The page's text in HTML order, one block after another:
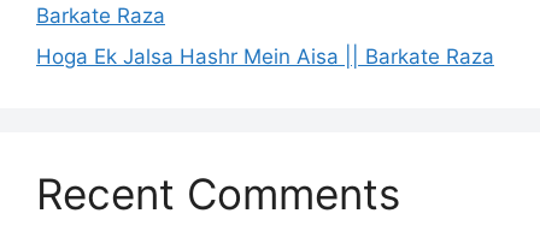
Barkate Raza
Hoga Ek Jalsa Hashr Mein Aisa || Barkate Raza
Recent Comments